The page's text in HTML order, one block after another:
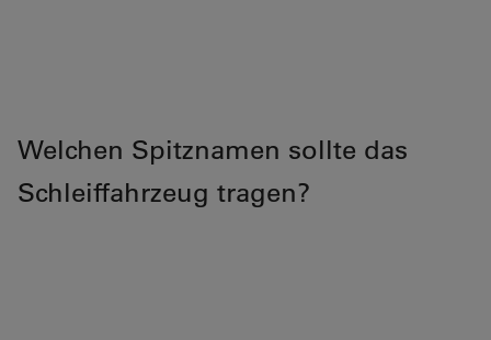
Welchen Spitznamen sollte das
Schleiffahrzeug tragen?